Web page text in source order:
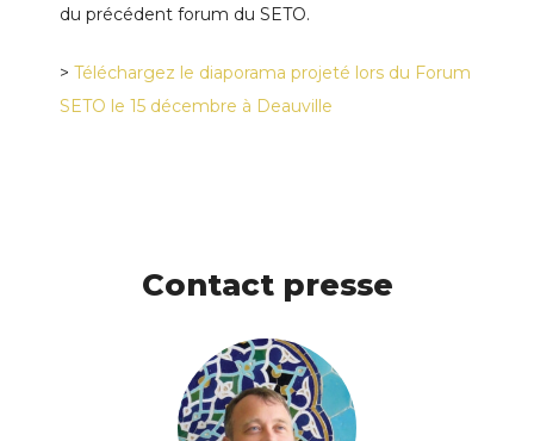
du précédent forum du SETO.
> Téléchargez le diaporama projeté lors du Forum
SETO le 15 décembre à Deauville
Contact presse